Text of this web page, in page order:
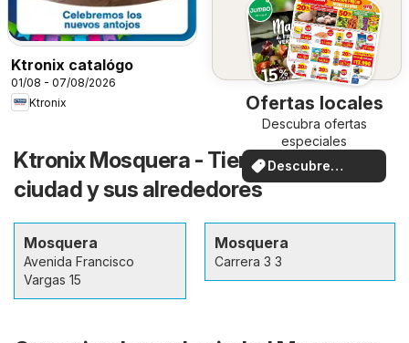
Ktronix catalógo
01/08 - 07/08/2026
Ktronix
Ofertas locales
Descubra ofertas
especiales
Descubre
ofertas
Ktronix Mosquera - Tiendas en la
ciudad y sus alrededores
Mosquera
Avenida Francisco
Vargas 15
Mosquera
Carrera 3 3